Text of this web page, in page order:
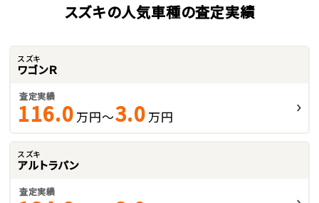
スズキの人気車種の査定実績
スズキ
ワゴンＲ
査定実績
116.0 万円～3.0 万円
スズキ
アルトラパン
査定実績